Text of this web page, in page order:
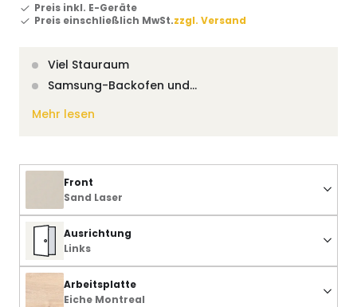
Preis inkl. E-Geräte
Preis einschließlich MwSt.zzgl. Versand
Viel Stauraum
Samsung-Backofen und…
Mehr lesen
Front
Sand Laser
Ausrichtung
Links
Arbeitsplatte
Eiche Montreal